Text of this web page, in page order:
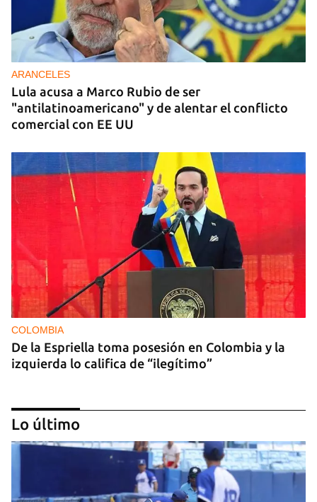
ARANCELES
Lula acusa a Marco Rubio de ser
"antilatinoamericano" y de alentar el conflicto
comercial con EE UU
COLOMBIA
De la Espriella toma posesión en Colombia y la
izquierda lo califica de “ilegítimo”
Lo último